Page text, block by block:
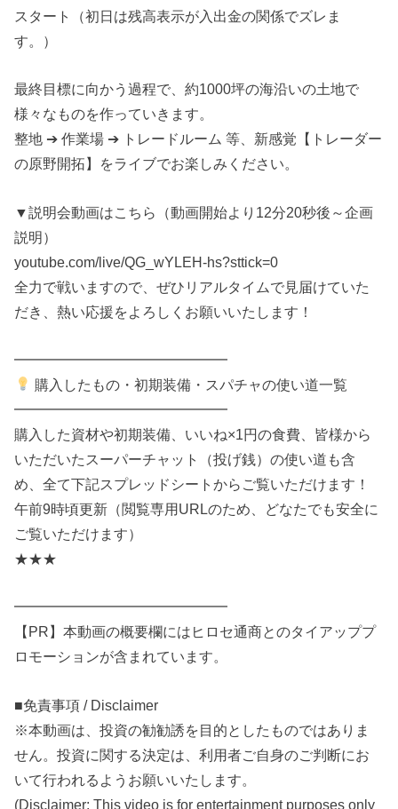
スタート（初日は残高表示が入出金の関係でズレま
す。）
最終目標に向かう過程で、約1000坪の海沿いの土地で
様々なものを作っていきます。
整地 ➔ 作業場 ➔ トレードルーム 等、新感覚【トレーダー
の原野開拓】をライブでお楽しみください。
▼説明会動画はこちら（動画開始より12分20秒後～企画
説明）
youtube.com/live/QG_wYLEH-hs?sttick=0
全力で戦いますので、ぜひリアルタイムで見届けていた
だき、熱い応援をよろしくお願いいたします！
━━━━━━━━━━━━━━━
購入したもの・初期装備・スパチャの使い道一覧
━━━━━━━━━━━━━━━
購入した資材や初期装備、いいね×1円の食費、皆様から
いただいたスーパーチャット（投げ銭）の使い道も含
め、全て下記スプレッドシートからご覧いただけます！
午前9時頃更新（閲覧専用URLのため、どなたでも安全に
ご覧いただけます）
★★★
━━━━━━━━━━━━━━━
【PR】本動画の概要欄にはヒロセ通商とのタイアッププ
ロモーションが含まれています。
■免責事項 / Disclaimer
※本動画は、投資の勧勧誘を目的としたものではありま
せん。投資に関する決定は、利用者ご自身のご判断にお
いて行われるようお願いいたします。
(Disclaimer: This video is for entertainment purposes only